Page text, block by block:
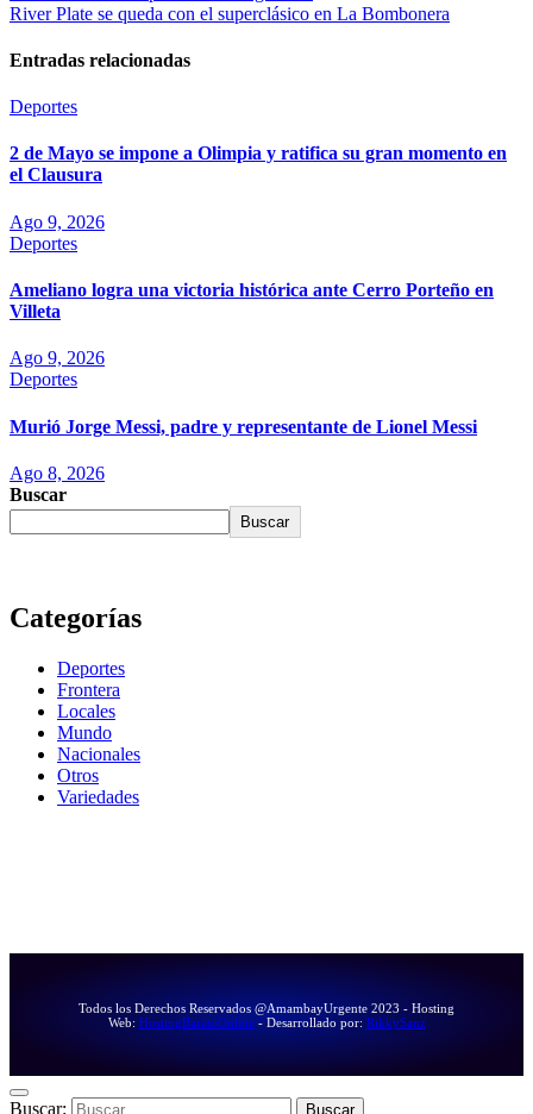
River Plate se queda con el superclásico en La Bombonera
Entradas relacionadas
Deportes
2 de Mayo se impone a Olimpia y ratifica su gran momento en
el Clausura
Ago 9, 2026
Deportes
Ameliano logra una victoria histórica ante Cerro Porteño en
Villeta
Ago 9, 2026
Deportes
Murió Jorge Messi, padre y representante de Lionel Messi
Ago 8, 2026
Buscar
Buscar
Categorías
Deportes
Frontera
Locales
Mundo
Nacionales
Otros
Variedades
Todos los Derechos Reservados @AmambayUrgente 2023 - Hosting
Web: HostingBaratoOnline- Desarrollado por: RikkySanz
Buscar: